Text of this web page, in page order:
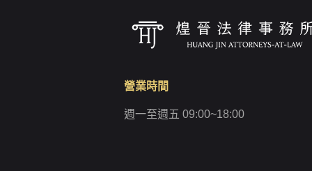
營業時間
週一至週五 09:00~18:00